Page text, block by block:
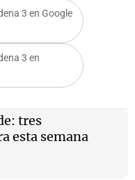
3 en Google
3 en
tres
esta semana
La Sole en
Cadena 3